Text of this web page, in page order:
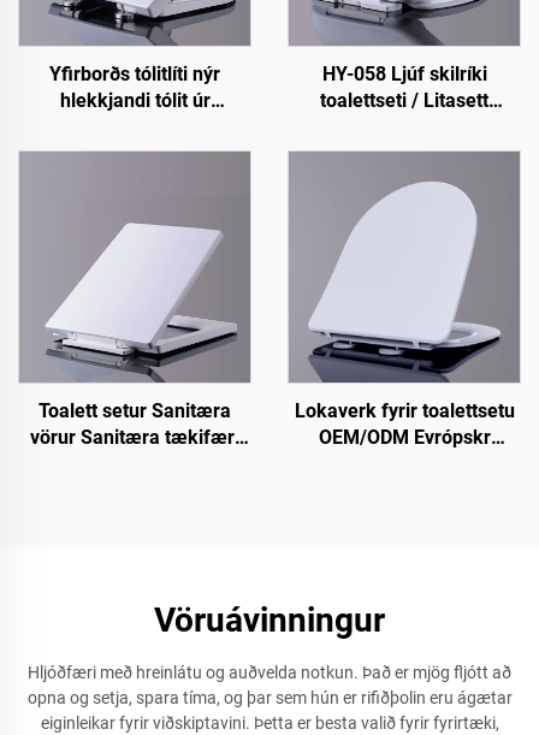
Yfirborðs tólitlíti nýr
hlekkjandi tólit úr
vatnaskrá
HY-058 Ljúf skilríki
toalettseti / Litasett
Toalett setur Sanitæra
vörur Sanitæra tækifæri
Lokaverk fyrir toalettsetu
OEM/ODM Evrópskr
Vöruávinningur
Hljóðfæri með hreinlátu og auðvelda notkun. Það er mjög fljótt að
opna og setja, spara tíma, og þar sem hún er rifiðþolin eru ágætar
eiginleikar fyrir viðskiptavini. Þetta er besta valið fyrir fyrirtæki,